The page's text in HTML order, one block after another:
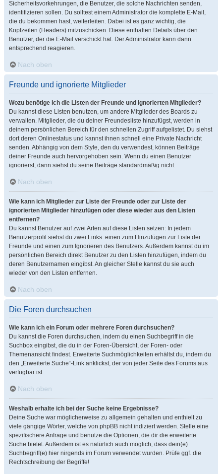
Sicherheitsvorkehrungen, die Benutzer, die solche Nachrichten senden,
identifizieren sollen. Du solltest einem Administrator die komplette E-Mail,
die du bekommen hast, weiterleiten. Dabei ist es ganz wichtig, die
Kopfzeilen (Headers) mitzuschicken. Diese enthalten Details über den
Benutzer, der die E-Mail verschickt hat. Der Administrator kann dann
entsprechend reagieren.
Nach oben
Freunde und ignorierte Mitglieder
Wozu benötige ich die Listen der Freunde und ignorierten Mitglieder?
Du kannst diese Listen benutzen, um andere Mitglieder des Boards zu
verwalten. Mitglieder, die du deiner Freundesliste hinzufügst, werden in
deinem persönlichen Bereich für den schnellen Zugriff aufgelistet. Du siehst
dort deren Onlinestatus und kannst ihnen schnell eine Private Nachricht
senden. Abhängig von dem Style, den du verwendest, können Beiträge
deiner Freunde auch hervorgehoben sein. Wenn du einen Benutzer
ignorierst, dann siehst du seine Beiträge standardmäßig nicht.
Nach oben
Wie kann ich Mitglieder zur Liste der Freunde oder zur Liste der
ignorierten Mitglieder hinzufügen oder diese wieder aus den Listen
entfernen?
Du kannst Benutzer auf zwei Arten auf diese Listen setzen: In jedem
Benutzerprofil siehst du zwei Links: einen zum Hinzufügen zur Liste der
Freunde und einen zum Ignorieren des Benutzers. Außerdem kannst du im
persönlichen Bereich direkt Benutzer zu den Listen hinzufügen, indem du
deren Benutzernamen eingibst. An gleicher Stelle kannst du sie auch
wieder von den Listen entfernen.
Nach oben
Die Foren durchsuchen
Wie kann ich ein Forum oder mehrere Foren durchsuchen?
Du kannst die Foren durchsuchen, indem du einen Suchbegriff in die
Suchbox eingibst, die du in der Foren-Übersicht, der Foren- oder
Themenansicht findest. Erweiterte Suchmöglichkeiten erhältst du, indem du
den „Erweiterte Suche“-Link anklickst, der von jeder Seite des Forums aus
verfügbar ist.
Nach oben
Weshalb erhalte ich bei der Suche keine Ergebnisse?
Deine Suche war möglicherweise zu allgemein gehalten und enthielt zu
viele gängige Wörter, welche von phpBB nicht indiziert werden. Stelle eine
spezifischere Anfrage und benutze die Optionen, die dir die erweiterte
Suche bietet. Außerdem ist es natürlich auch möglich, dass dein(e)
Suchbegriff(e) hier nirgends im Forum verwendet wurden. Prüfe ggf. die
Rechtschreibung der Begriffe!